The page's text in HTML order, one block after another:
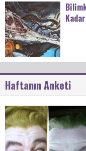
Haftanın Anketi